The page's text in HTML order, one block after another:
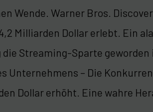
Wende. Warner Bros.
Milliarden Dollar erlebt. Ein
Streaming-Sparte geworden
Unternehmens – Die
Dollar erhöht. Eine wahre